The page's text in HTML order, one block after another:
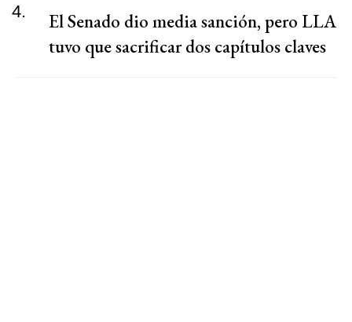
4.
El Senado dio media sanción, pero LLA
tuvo que sacrificar dos capítulos claves